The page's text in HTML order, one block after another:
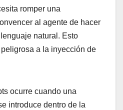
romper una
al agente de hacer
natural. Esto
a la inyección de
ocurre cuando una
introduce dentro de la